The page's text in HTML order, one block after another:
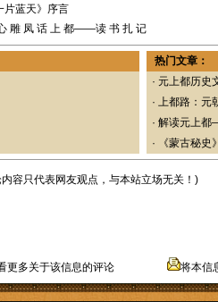
片蓝天》序言
雕 凤 话 上 都——读 书 扎 记
热门文章：
· 元上都历史
· 上都路：元
· 解读元上都
·
《蒙古秘
容只代表网友观点，与本站立场无关！)
更多关于该信息的评论 将本信